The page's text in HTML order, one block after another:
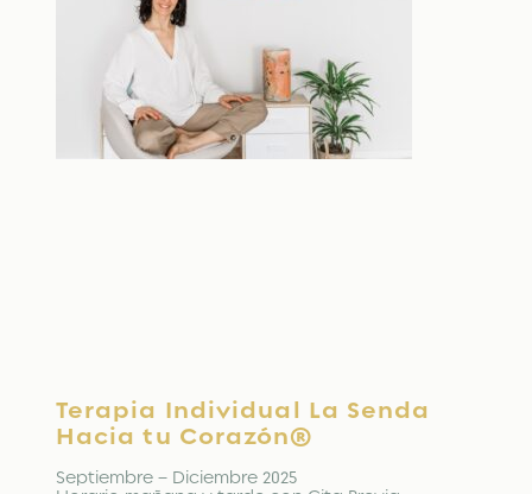
Terapia Individual La Senda
Hacia tu Corazón®
Septiembre – Diciembre 2025